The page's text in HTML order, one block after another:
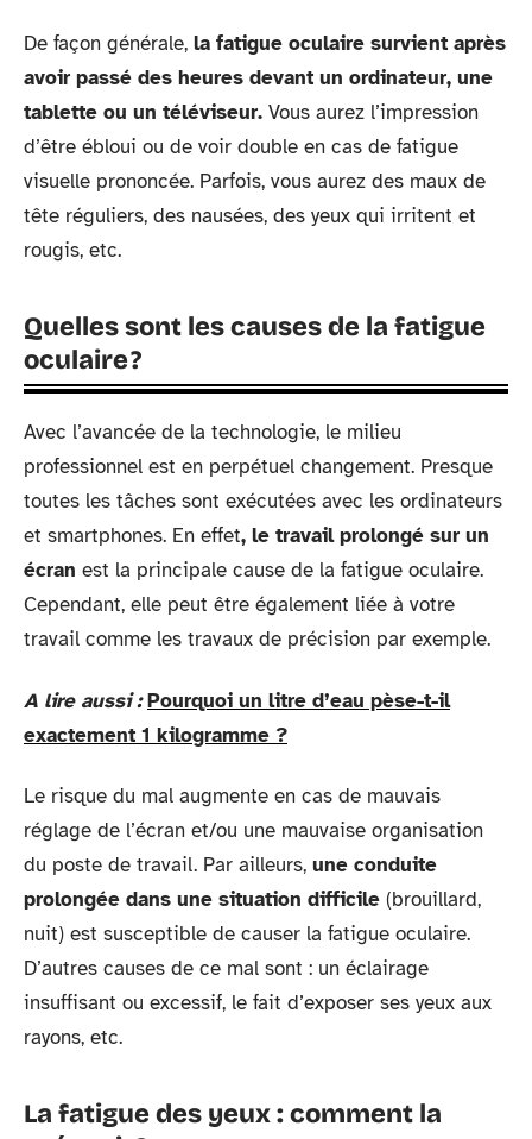
De façon générale, la fatigue oculaire survient après
avoir passé des heures devant un ordinateur, une
tablette ou un téléviseur. Vous aurez l’impression
d’être ébloui ou de voir double en cas de fatigue
visuelle prononcée. Parfois, vous aurez des maux de
tête réguliers, des nausées, des yeux qui irritent et
rougis, etc.
Quelles sont les causes de la fatigue
oculaire ?
Avec l’avancée de la technologie, le milieu
professionnel est en perpétuel changement. Presque
toutes les tâches sont exécutées avec les ordinateurs
et smartphones. En effet, le travail prolongé sur un
écran est la principale cause de la fatigue oculaire.
Cependant, elle peut être également liée à votre
travail comme les travaux de précision par exemple.
A lire aussi : Pourquoi un litre d’eau pèse-t-il
exactement 1 kilogramme ?
Le risque du mal augmente en cas de mauvais
réglage de l’écran et/ou une mauvaise organisation
du poste de travail. Par ailleurs, une conduite
prolongée dans une situation difficile (brouillard,
nuit) est susceptible de causer la fatigue oculaire.
D’autres causes de ce mal sont : un éclairage
insuffisant ou excessif, le fait d’exposer ses yeux aux
rayons, etc.
La fatigue des yeux : comment la